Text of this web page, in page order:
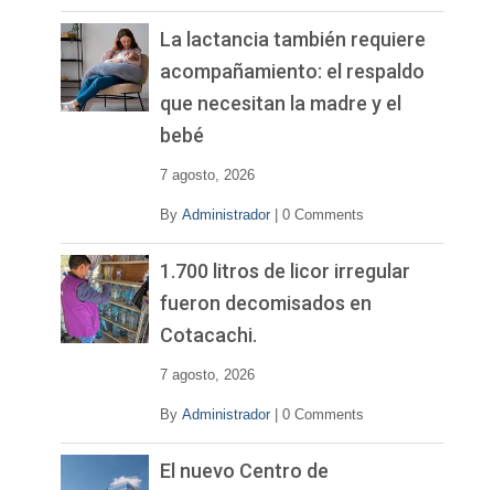
La lactancia también requiere
acompañamiento: el respaldo
que necesitan la madre y el
bebé
7 agosto, 2026
By Administrador 0 Comments
1.700 litros de licor irregular
fueron decomisados en
Cotacachi.
7 agosto, 2026
By Administrador 0 Comments
El nuevo Centro de